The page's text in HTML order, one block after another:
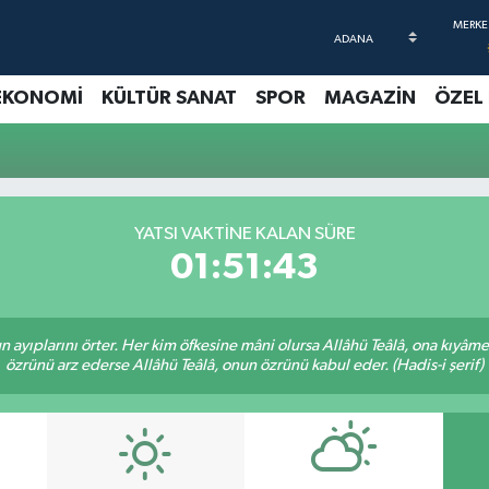
KÜLTÜR SANAT SPOR MAGAZİN ÖZEL
YATSI VAKTINE KALAN SÜRE
01:51:43
ayıplarını örter. Her kim öfkesine mâni olursa Allâhü Teâlâ, ona
özrünü arz ederse Allâhü Teâlâ, onun özrünü kabul eder. (Hadis-i şerif)